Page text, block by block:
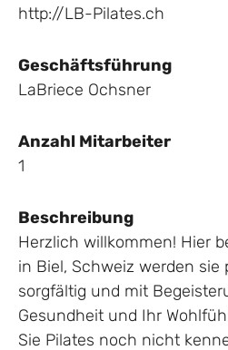
http://LB-Pilates.ch
Geschäftsführung
LaBriece Ochsner
Anzahl Mitarbeiter
1
Beschreibung
Herzlich willkommen! Hier
in Biel, Schweiz werden sie
sorgfältig und mit
Gesundheit und Ihr
Sie Pilates noch nicht